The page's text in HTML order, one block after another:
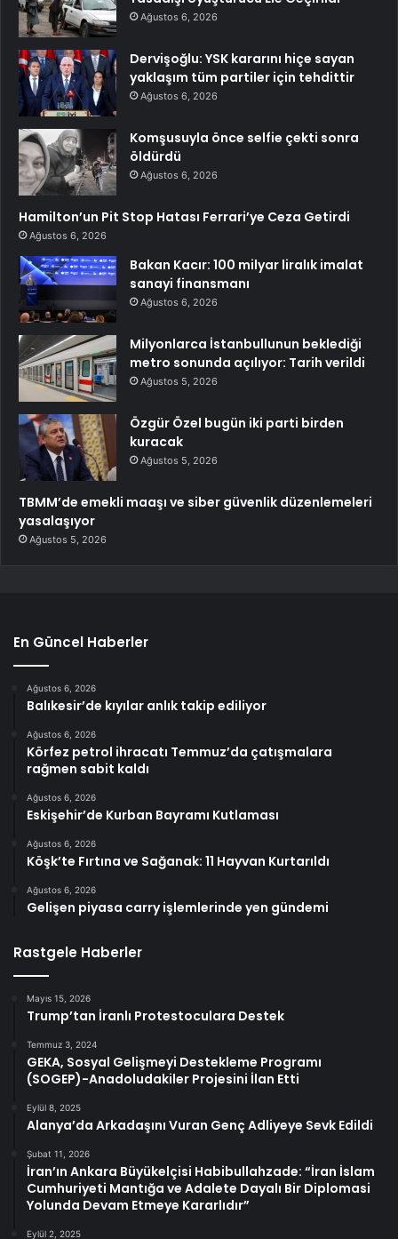
Ağustos 6, 2026
Dervişoğlu: YSK kararını hiçe sayan
yaklaşım tüm partiler için tehdittir
Ağustos 6, 2026
Komşusuyla önce selfie çekti sonra
öldürdü
Ağustos 6, 2026
Hamilton’un Pit Stop Hatası Ferrari’ye Ceza Getirdi
Ağustos 6, 2026
Bakan Kacır: 100 milyar liralık imalat
sanayi finansmanı
Ağustos 6, 2026
Milyonlarca İstanbullunun beklediği
metro sonunda açılıyor: Tarih verildi
Ağustos 5, 2026
Özgür Özel bugün iki parti birden
kuracak
Ağustos 5, 2026
TBMM’de emekli maaşı ve siber güvenlik düzenlemeleri
yasalaşıyor
Ağustos 5, 2026
En Güncel Haberler
Ağustos 6, 2026
Balıkesir’de kıyılar anlık takip ediliyor
Ağustos 6, 2026
Körfez petrol ihracatı Temmuz’da çatışmalara
rağmen sabit kaldı
Ağustos 6, 2026
Eskişehir’de Kurban Bayramı Kutlaması
Ağustos 6, 2026
Köşk’te Fırtına ve Sağanak: 11 Hayvan Kurtarıldı
Ağustos 6, 2026
Gelişen piyasa carry işlemlerinde yen gündemi
Rastgele Haberler
Mayıs 15, 2026
Trump’tan İranlı Protestoculara Destek
Temmuz 3, 2024
GEKA, Sosyal Gelişmeyi Destekleme Programı
(SOGEP)-Anadoludakiler Projesini İlan Etti
Eylül 8, 2025
Alanya’da Arkadaşını Vuran Genç Adliyeye Sevk Edildi
Şubat 11, 2026
İran’ın Ankara Büyükelçisi Habibullahzade: “İran İslam
Cumhuriyeti Mantığa ve Adalete Dayalı Bir Diplomasi
Yolunda Devam Etmeye Kararlıdır”
Eylül 2, 2025